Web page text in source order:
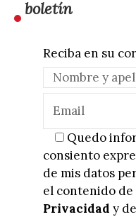
boletín
Reciba en su
Quedo
consiento
de mis datos
el contenido de
Privacidad y